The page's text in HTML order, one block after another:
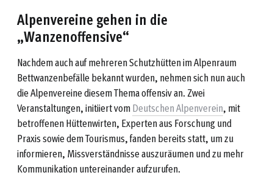
Alpenvereine gehen in die
„Wanzenoffensive“
Nachdem auch auf mehreren Schutzhütten im Alpenraum
Bettwanzenbefälle bekannt wurden, nehmen sich nun auch
die Alpenvereine diesem Thema offensiv an. Zwei
Veranstaltungen, initiiert vomDeutschen Alpenverein, mit
betroffenen Hüttenwirten, Experten aus Forschung und
Praxis sowie dem Tourismus, fanden bereits statt, um zu
informieren, Missverständnisse auszuräumen und zu mehr
Kommunikation untereinander aufzurufen.